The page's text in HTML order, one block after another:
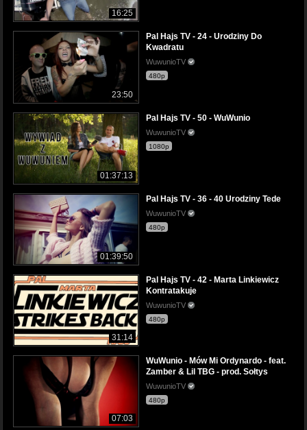
16:25
23:50
Pal Hajs TV - 24 - Urodziny Do
Kwadratu
WuwunioTV
480p
01:37:13
Pal Hajs TV - 50 - WuWunio
WuwunioTV
1080p
01:39:50
Pal Hajs TV - 36 - 40 Urodziny Tede
WuwunioTV
480p
31:14
Pal Hajs TV - 42 - Marta Linkiewicz
Kontratakuje
WuwunioTV
480p
07:03
WuWunio - Mów Mi Ordynardo - feat.
Zamber & Lil TBG - prod. Sołtys
WuwunioTV
480p